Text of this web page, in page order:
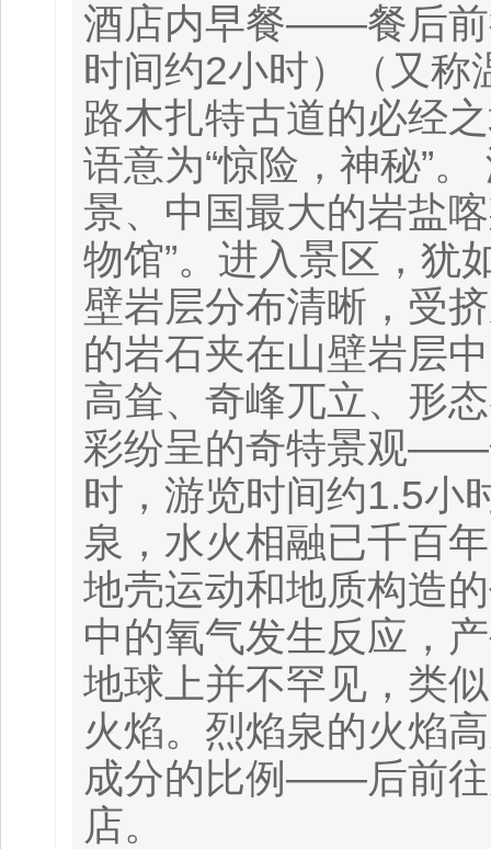
酒店内早餐——餐后前
时间约2小时）（又称
路木扎特古道的必经
语意为“惊险，神秘”
景、中国最大的岩盐
物馆”。进入景区，犹
壁岩层分布清晰，受
的岩石夹在山壁岩层
高耸、奇峰兀立、形
彩纷呈的奇特景观
时，游览时间约1.5小
泉，水火相融已千百
地壳运动和地质构造
中的氧气发生反应，
地球上并不罕见，类
火焰。烈焰泉的火焰
成分的比例——后前
店。